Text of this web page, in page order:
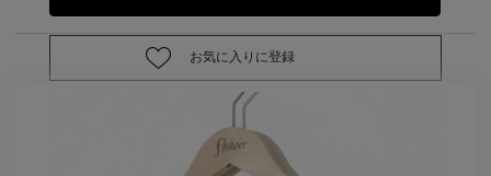
お気に入りに登録